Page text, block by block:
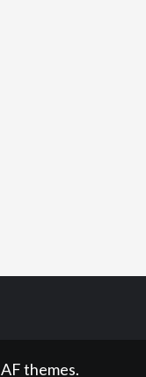
themes.